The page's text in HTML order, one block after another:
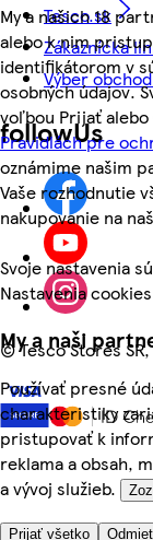
My a našich 18
alebo k nim
identifikátorom v
osobných údajov.
voľbou Prijať
Pravidlách pre
oznámime našim
Vaše rozhodnutie
nakupovanie na
Svoje nastavenia
Nastavenia
My a naši
Používať presné
charakteristiky
pristupovať k
reklama a obsah,
a vývoj služieb.
Prijať všetko
Tesco.sk
Zákaznícka
Výber
followUs
©Tesco Stores